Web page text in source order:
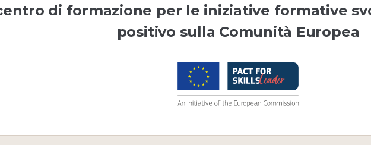
di formazione per le iniziative formative
positivo sulla Comunità Europea